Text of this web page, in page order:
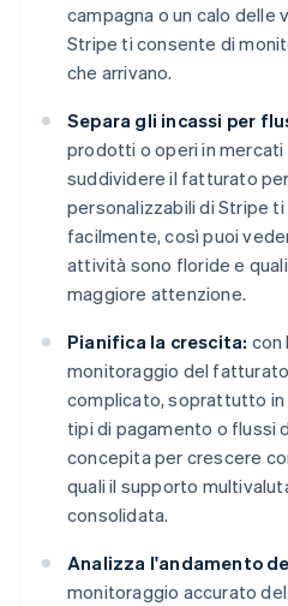
campagna o un calo delle
Stripe ti consente di
che arrivano.
Separa gli incassi per
prodotti o operi in mercati
suddividere il fatturato
personalizzabili di Stripe
facilmente, così puoi
attività sono floride e
maggiore attenzione.
Pianifica la crescita: con
monitoraggio del
complicato, soprattutto in
tipi di pagamento o flussi
concepita per crescere
quali il supporto
consolidata.
Analizza l'andamento
monitoraggio accurato